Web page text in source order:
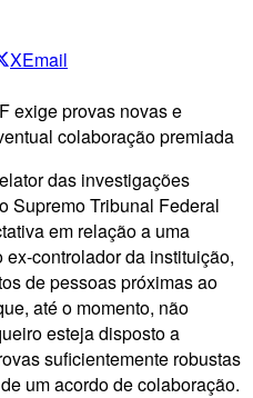
XEmail
exige provas novas e
colaboração premiada
das investigações
Supremo Tribunal Federal
em relação a uma
controlador da instituição,
de pessoas próximas ao
até o momento, não
esteja disposto a
suficientemente robustas
um acordo de colaboração.